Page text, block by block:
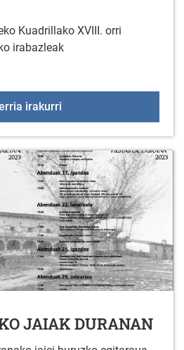
Kuadrillako XVIII. orri
irabazleak
irakurri
JAIAK DURANAN